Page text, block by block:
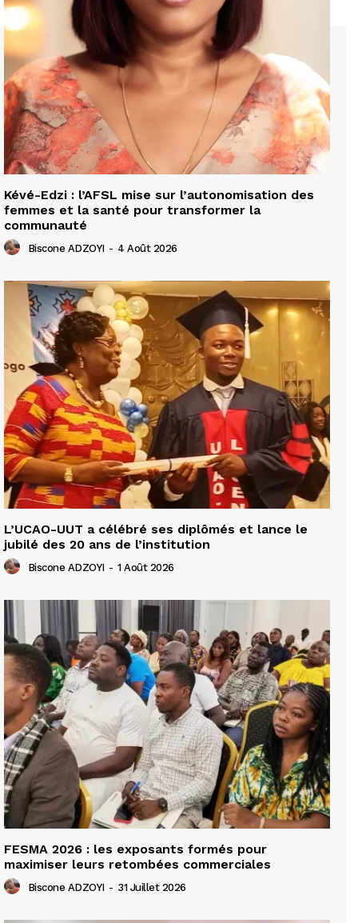
Kévé-Edzi : l’AFSL mise sur l’autonomisation des
femmes et la santé pour transformer la
communauté
Biscone ADZOYI - 4 Août 2026
L’UCAO-UUT a célébré ses diplômés et lance le
jubilé des 20 ans de l’institution
Biscone ADZOYI - 1 Août 2026
FESMA 2026 : les exposants formés pour
maximiser leurs retombées commerciales
Biscone ADZOYI - 31 Juillet 2026